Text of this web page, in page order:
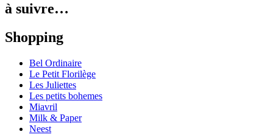
à suivre…
Shopping
Bel Ordinaire
Le Petit Florilège
Les Juliettes
Les petits bohemes
Miavril
Milk & Paper
Neest